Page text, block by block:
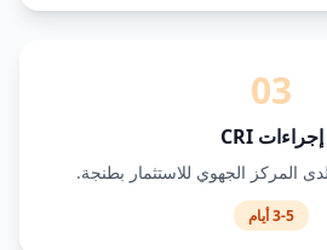
03
إجراءات CRI
المركز الجهوي للاستثمار بطنجة.
3-5 أيام